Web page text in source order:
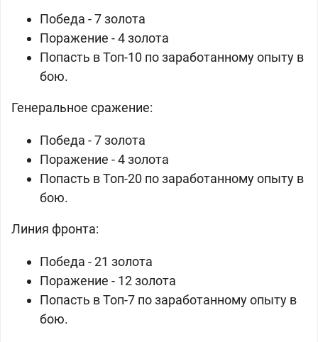
Победа - 7 золота
Поражение - 4 золота
Попасть в Топ-10 по заработанному опыту в
бою.
Генеральное сражение:
Победа - 7 золота
Поражение - 4 золота
Попасть в Топ-20 по заработанному опыту в
бою.
Линия фронта:
Победа - 21 золота
Поражение - 12 золота
Попасть в Топ-7 по заработанному опыту в
бою.